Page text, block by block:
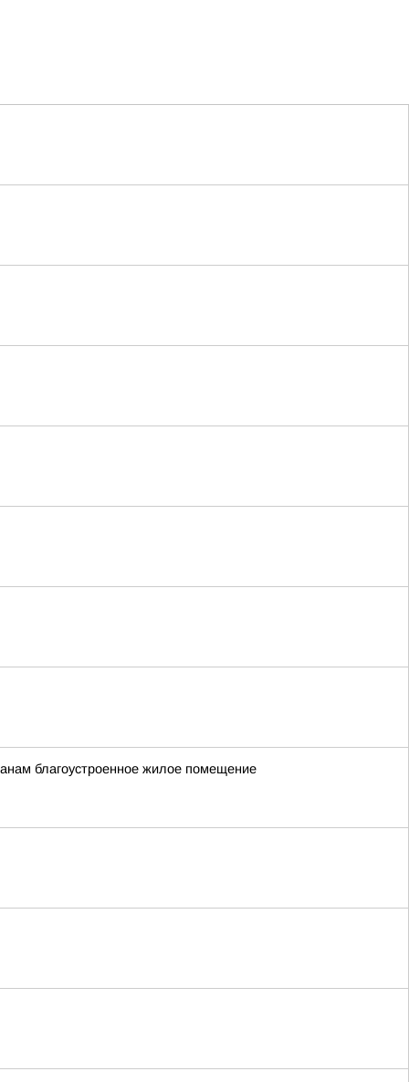
благоустроенное жилое помещение